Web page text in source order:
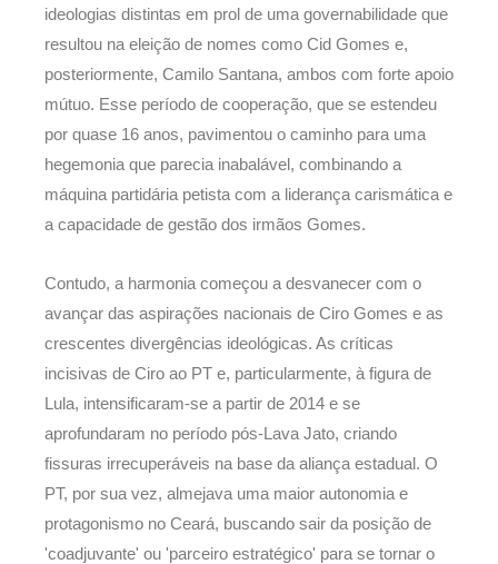
ideologias distintas em prol de uma governabilidade que
resultou na eleição de nomes como Cid Gomes e,
posteriormente, Camilo Santana, ambos com forte apoio
mútuo. Esse período de cooperação, que se estendeu
por quase 16 anos, pavimentou o caminho para uma
hegemonia que parecia inabalável, combinando a
máquina partidária petista com a liderança carismática e
a capacidade de gestão dos irmãos Gomes.
Contudo, a harmonia começou a desvanecer com o
avançar das aspirações nacionais de Ciro Gomes e as
crescentes divergências ideológicas. As críticas
incisivas de Ciro ao PT e, particularmente, à figura de
Lula, intensificaram-se a partir de 2014 e se
aprofundaram no período pós-Lava Jato, criando
fissuras irrecuperáveis na base da aliança estadual. O
PT, por sua vez, almejava uma maior autonomia e
protagonismo no Ceará, buscando sair da posição de
'coadjuvante' ou 'parceiro estratégico' para se tornar o